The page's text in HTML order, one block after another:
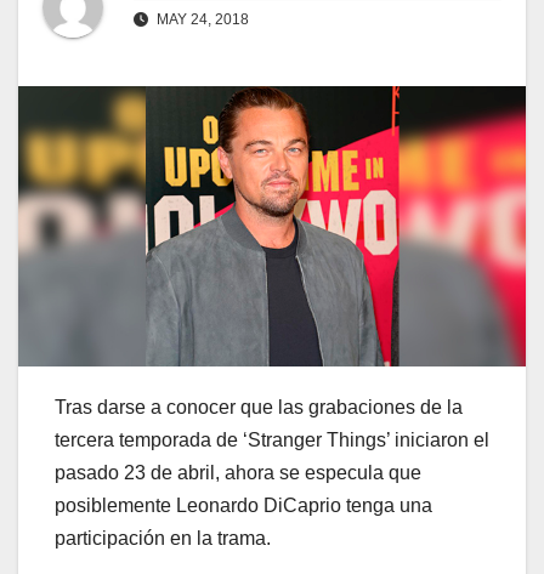
MAY 24, 2018
Tras darse a conocer que las grabaciones de la
tercera temporada de ‘Stranger Things’ iniciaron el
pasado 23 de abril, ahora se especula que
posiblemente Leonardo DiCaprio tenga una
participación en la trama.